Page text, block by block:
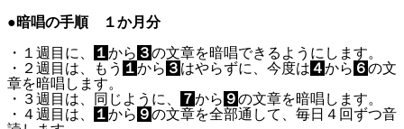
●暗唱の手順 １か月分
・１週目に、
１から ３の文章を暗唱できるようにします。
・２週目は、もう １から ３ はやらずに、今度は ４から ６の文
章を暗唱します。
・３週目は、同じように、
７から ９の文章を暗唱します。
・４週目は、
１から ９の文章を全部通して、毎日４回ずつ音